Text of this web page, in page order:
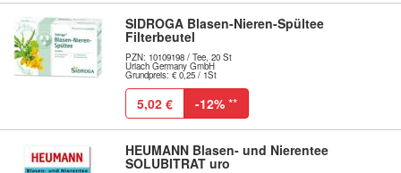
SIDROGA Blasen-Nieren-Spültee
Filterbeutel
PZN: 10109198 / Tee, 20 St
Uriach Germany GmbH
Grundpreis: € 0,25 / 1St
5,02 € -12% **
HEUMANN Blasen- und Nierentee
SOLUBITRAT uro